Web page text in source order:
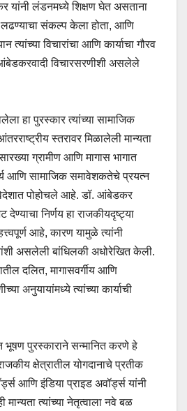
लंडनमध्ये शिक्षण घेत असताना
लढण्याचा संकल्प केला होता, आणि
त्यांच्या विचारांचा आणि कार्याचा गौरव
विचारसरणीशी असलेले
हा पुरस्कार त्यांच्या सामाजिक
स्तरावर मिळालेली मान्यता
ग्रामीण आणि मागास भागात
आणि सामाजिक समावेशकतेचे प्रयत्न
पोहोचले आहे. डॉ. आंबेडकर
देण्याचा निर्णय हा राजकीयदृष्ट्या
आहे, कारण यामुळे त्यांनी
असलेली बांधिलकी अधोरेखित केली.
दलित, मागासवर्गीय आणि
अनुयायांमध्ये त्यांच्या कार्याची
भूषण पुरस्काराने सन्मानित करणे हे
क्षेत्रातील योगदानाचे प्रतीक
आणि इंडिया प्राइड अवॉर्ड्स यांनी
मान्यता त्यांच्या नेतृत्वाला नवे बळ